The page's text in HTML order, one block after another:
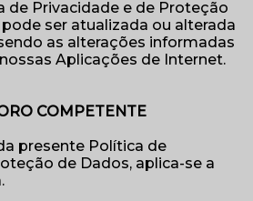
de Privacidade e de Proteção
ser atualizada ou alterada
as alterações informadas
Aplicações de Internet.
COMPETENTE
presente Política de
de Dados, aplica-se a